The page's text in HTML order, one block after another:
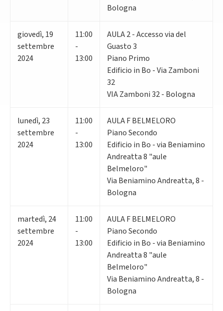
Bologna
giovedì, 19
settembre
2024
11:00
-
13:00
AULA 2 - Accesso via del
Guasto 3
Piano Primo
Edificio in Bo - Via Zamboni
32
VIA Zamboni 32 - Bologna
lunedì, 23
settembre
2024
11:00
-
13:00
AULA F BELMELORO
Piano Secondo
Edificio in Bo - via Beniamino
Andreatta 8 "aule
Belmeloro"
Via Beniamino Andreatta, 8 -
Bologna
martedì, 24
settembre
2024
11:00
-
13:00
AULA F BELMELORO
Piano Secondo
Edificio in Bo - via Beniamino
Andreatta 8 "aule
Belmeloro"
Via Beniamino Andreatta, 8 -
Bologna